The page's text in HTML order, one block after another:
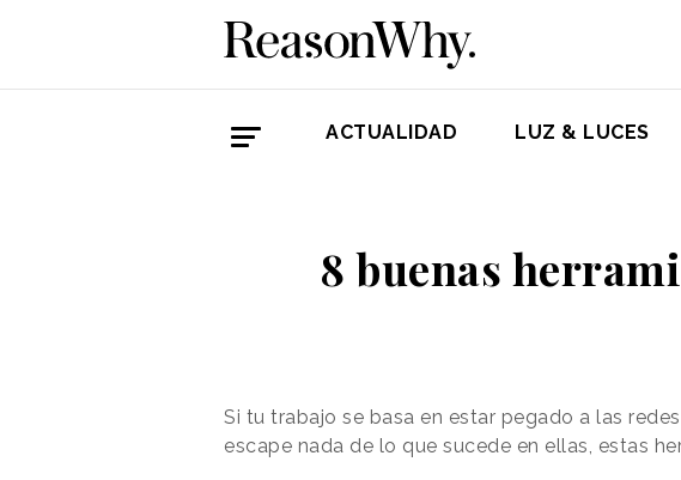
ACTUALIDAD LUZ & LUCES
8 buenas
Si tu trabajo se basa en estar pegado a las
escape nada de lo que sucede en ellas, estas